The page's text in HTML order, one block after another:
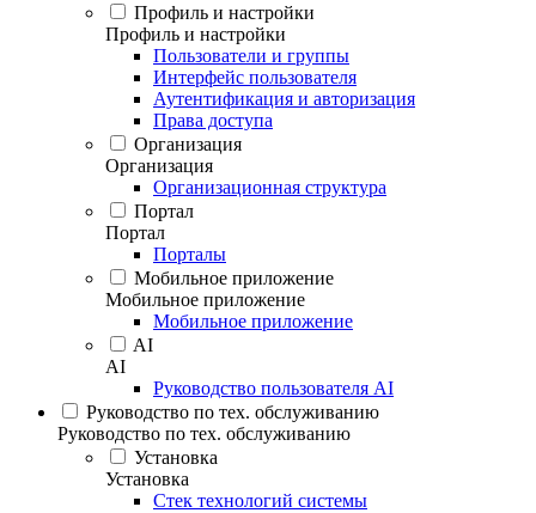
Профиль и настройки
Профиль и настройки
Пользователи и группы
Интерфейс пользователя
Аутентификация и авторизация
Права доступа
Организация
Организация
Организационная структура
Портал
Портал
Порталы
Мобильное приложение
Мобильное приложение
Мобильное приложение
AI
AI
Руководство пользователя AI
Руководство по тех. обслуживанию
Руководство по тех. обслуживанию
Установка
Установка
Стек технологий системы